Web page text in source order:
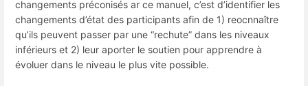
changements préconisés ar ce manuel, c’est d’identifier les
changements d’état des participants afin de 1) reocnnaître
qu’ils peuvent passer par une “rechute” dans les niveaux
inférieurs et 2) leur aporter le soutien pour apprendre à
évoluer dans le niveau le plus vite possible.